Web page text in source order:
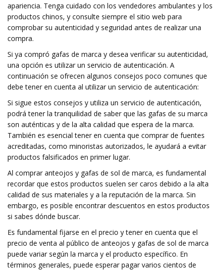
apariencia. Tenga cuidado con los vendedores ambulantes y los
productos chinos, y consulte siempre el sitio web para
comprobar su autenticidad y seguridad antes de realizar una
compra.
Si ya compró gafas de marca y desea verificar su autenticidad,
una opción es utilizar un servicio de autenticación. A
continuación se ofrecen algunos consejos poco comunes que
debe tener en cuenta al utilizar un servicio de autenticación:
Si sigue estos consejos y utiliza un servicio de autenticación,
podrá tener la tranquilidad de saber que las gafas de su marca
son auténticas y de la alta calidad que espera de la marca.
También es esencial tener en cuenta que comprar de fuentes
acreditadas, como minoristas autorizados, le ayudará a evitar
productos falsificados en primer lugar.
Al comprar anteojos y gafas de sol de marca, es fundamental
recordar que estos productos suelen ser caros debido a la alta
calidad de sus materiales y a la reputación de la marca. Sin
embargo, es posible encontrar descuentos en estos productos
si sabes dónde buscar.
Es fundamental fijarse en el precio y tener en cuenta que el
precio de venta al público de anteojos y gafas de sol de marca
puede variar según la marca y el producto específico. En
términos generales, puede esperar pagar varios cientos de